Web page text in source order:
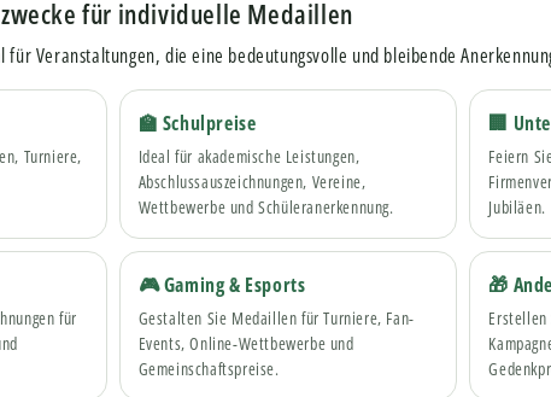
für individuelle Medaillen
Veranstaltungen, die eine bedeutungsvolle und bleibende
Turniere,
🏫 Schulpreise
Ideal für akademische Leistungen,
Abschlussauszeichnungen, Vereine,
Wettbewerbe und Schüleranerkennung.
🏢
Feiern
Jubiläen.
für
🎮 Gaming & Esports
Gestalten Sie Medaillen für Turniere, Fan-
Events, Online-Wettbewerbe und
Gemeinschaftspreise.
🎁